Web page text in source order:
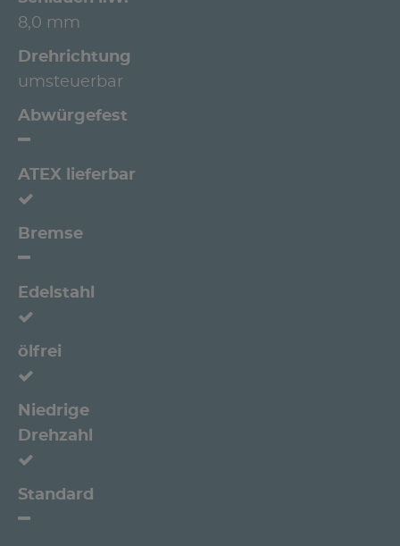
8,0 mm
Drehrichtung
umsteuerbar
Abwürgefest
ATEX lieferbar
Bremse
Edelstahl
ölfrei
Niedrige
Drehzahl
Standard